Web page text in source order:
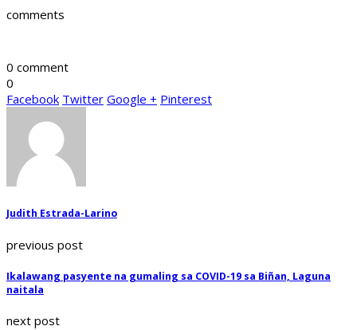
comments
0 comment
0
Facebook Twitter Google + Pinterest
Judith Estrada-Larino
previous post
Ikalawang pasyente na gumaling sa COVID-19 sa Biñan, Laguna
naitala
next post